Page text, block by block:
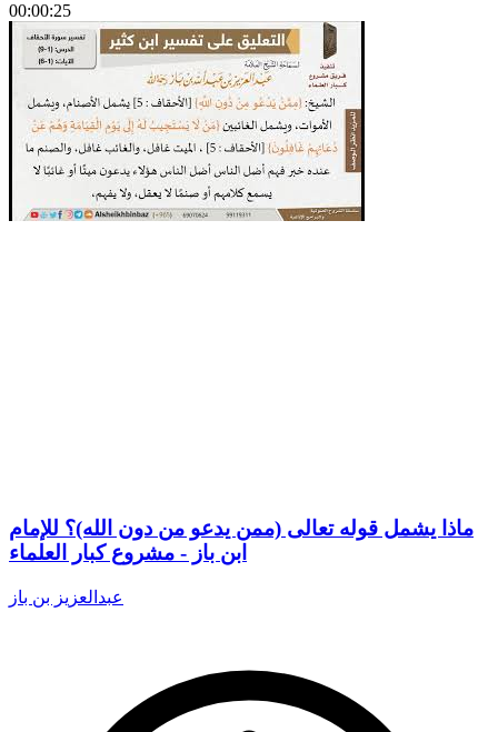
00:00:25
ماذا يشمل قوله تعالى (ممن يدعو من دون الله)؟ للإمام
ابن باز - مشروع كبار العلماء
عبدالعزيز بن باز